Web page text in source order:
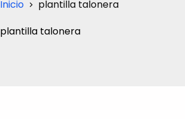
Inicio
plantilla talonera
plantilla talonera